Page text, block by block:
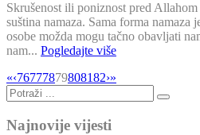
Skrušenost ili poniznost pred
suština namaza. Sama forma namaza
osobe možda mogu tačno obavljati
nam... Pogledajte više
«‹76777879808182›»
Najnovije vijesti